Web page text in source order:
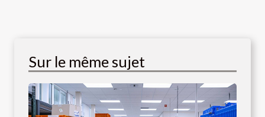
Sur le même sujet